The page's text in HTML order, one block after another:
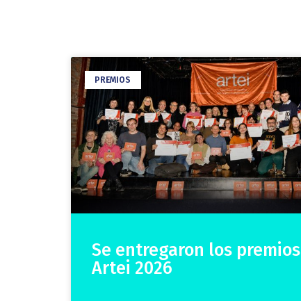
PREMIOS
Se entregaron los premios
Artei 2026